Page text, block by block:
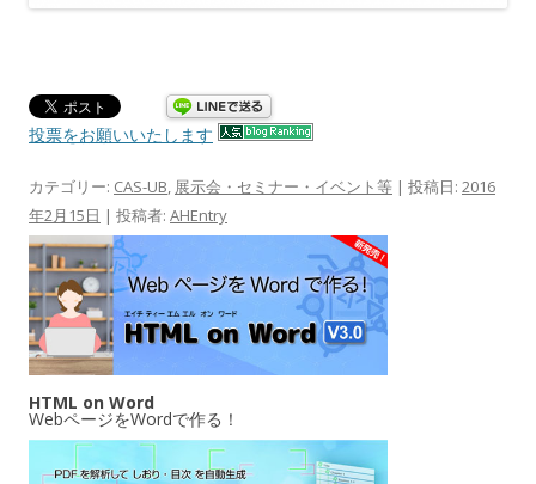
投票をお願いいたします
カテゴリー: CAS-UB, 展示会・セミナー・イベント等 | 投稿日: 2016
年2月15日 | 投稿者: AHEntry
HTML on Word
WebページをWordで作る！